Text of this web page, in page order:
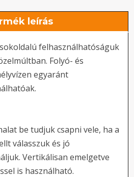
leírás
felhasználhatóságuk
Folyó- és
egyaránt
be tudjuk csapni vele, ha a
válasszuk és jó
Vertikálisan emelgetve
is használható.